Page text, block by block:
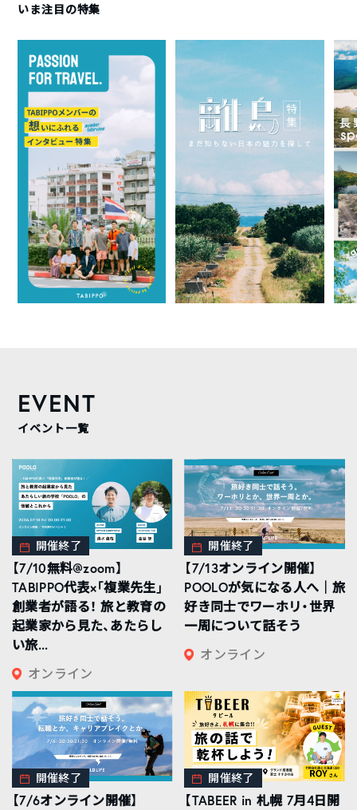
いま注目の特集
EVENT
イベント一覧
開催終了
【7/10無料@zoom】
TABIPPO代表×「複業先生」
創業者が語る！ 旅と教育の
起業家から見た、あたらし
い旅...
オンライン
開催終了
【7/13オンライン開催】
POOLOが気になる人へ｜旅
好き同士でワーホリ・世界
一周について話そう
オンライン
開催終了
【7/6オンライン開催】
開催終了
【TABEER in 札幌 7月4日開